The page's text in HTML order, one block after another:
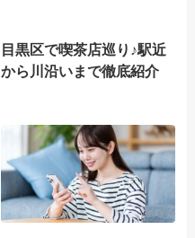
目黒区で喫茶店巡り♪駅近
から川沿いまで徹底紹介